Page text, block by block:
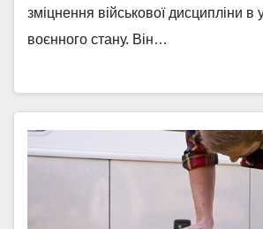
зміцнення військової дисципліни в
воєнного стану. Він…